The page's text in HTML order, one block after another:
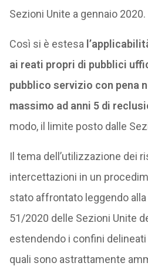
Sezioni Unite a gennaio 2020.
Così si è estesa
ai reati propri di pubblici
pubblico servizio con pena
massimo ad anni 5 di
modo, il limite posto dalle
Il tema dell’utilizzazione dei
intercettazioni in un
stato affrontato leggendo
51/2020 delle Sezioni Unite
estendendo i confini
quali sono astrattamente